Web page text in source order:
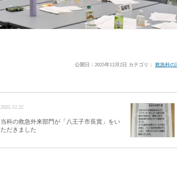
公開日： 2025年12月2日 カテゴリ： 救急科の
2025.12.22
当科の救急外来部門が「八王子市長賞」をい
ただきました